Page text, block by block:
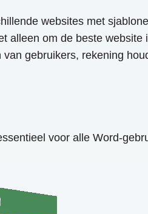
websites met
om de beste
gebruikers, rekening
voor alle Word-